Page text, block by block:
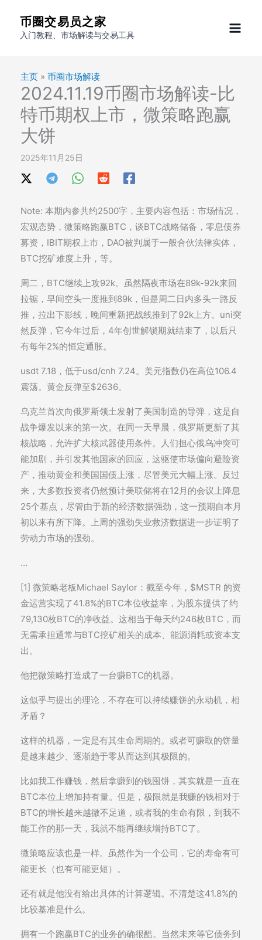
币圈交易员之家
入门教程、市场解读与交易工具
主页 » 币圈市场解读
2024.11.19币圈市场解读-比
特币期权上市，微策略跑赢
大饼
2025年11月25日
Note: 本期内参共约2500字，主要内容包括：市场情况，
宏观态势，微策略跑赢BTC，谈BTC战略储备，零息债券
募资，IBIT期权上市，DAO被判属于一般合伙法律实体，
BTC挖矿难度上升，等。
周二，BTC继续上攻92k。虽然隔夜市场在89k-92k来回
拉锯，早间空头一度推到89k，但是周二日内多头一路反
推，拉出下影线，晚间重新把战线推到了92k上方。uni突
然反弹，它今年过后，4年创世解锁期就结束了，以后只
有每年2%的恒定通胀。
usdt 7.18，低于usd/cnh 7.24。美元指数仍在高位106.4
震荡。黄金反弹至$2636。
乌克兰首次向俄罗斯领土发射了美国制造的导弹，这是自
战争爆发以来的第一次。在同一天早晨，俄罗斯更新了其
核战略，允许扩大核武器使用条件。人们担心俄乌冲突可
能加剧，并引发其他国家的回应，这驱使市场偏向避险资
产，推动黄金和美国国债上涨，尽管美元大幅上涨。反过
来，大多数投资者仍然预计美联储将在12月的会议上降息
25个基点，尽管由于新的经济数据强劲，这一预期自本月
初以来有所下降。上周的强劲失业救济数据进一步证明了
劳动力市场的强劲。
…
[1] 微策略老板Michael Saylor：截至今年，$MSTR 的资
金运营实现了41.8%的BTC本位收益率，为股东提供了约
79,130枚BTC的净收益。这相当于每天约246枚BTC，而
无需承担通常与BTC挖矿相关的成本、能源消耗或资本支
出。
他把微策略打造成了一台赚BTC的机器。
这似乎与提出的理论，不存在可以持续赚饼的永动机，相
矛盾？
这样的机器，一定是有其生命周期的。或者可赚取的饼量
是越来越少、逐渐趋于零从而达到其极限的。
比如我工作赚钱，然后拿赚到的钱囤饼，其实就是一直在
BTC本位上增加持有量。但是，极限就是我赚的钱相对于
BTC的增长越来越微不足道，或者我的生命有限，到我不
能工作的那一天，我就不能再继续增持BTC了。
微策略应该也是一样。虽然作为一个公司，它的寿命有可
能更长（也有可能更短）。
还有就是他没有给出具体的计算逻辑。不清楚这41.8%的
比较基准是什么。
拥有一个跑赢BTC的业务的确很酷。当然未来等它债务到